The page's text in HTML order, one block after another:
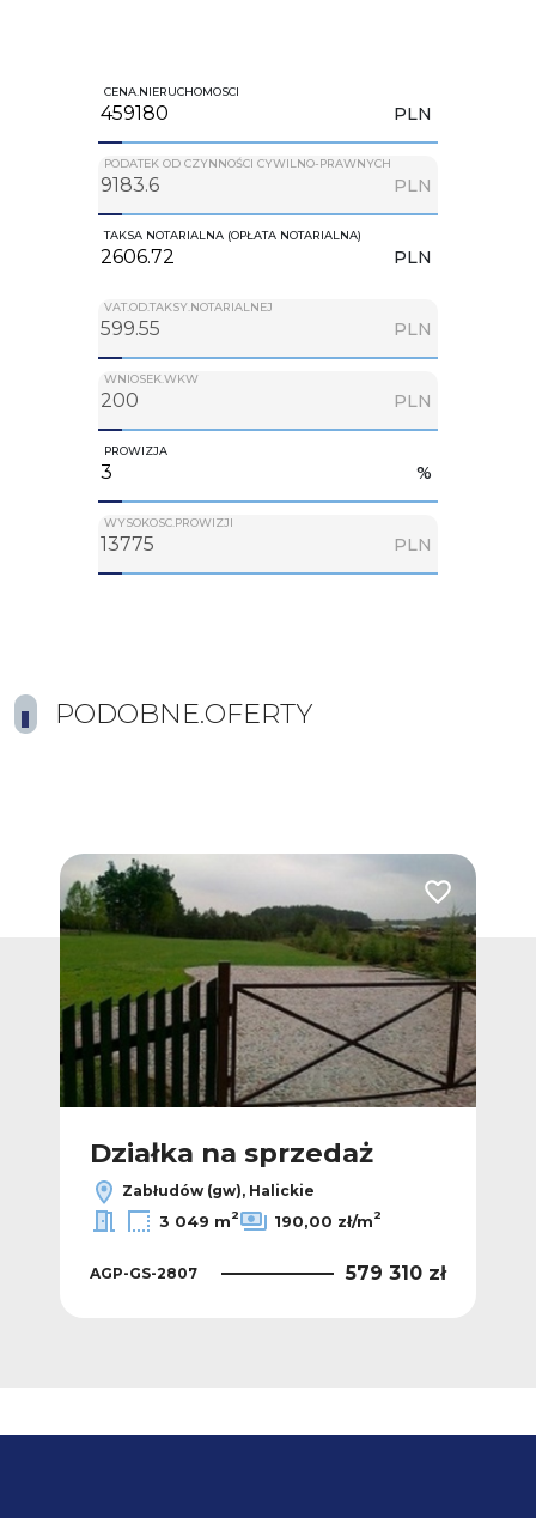
CENA.NIERUCHOMOSCI
PLN
PODATEK OD CZYNNOŚCI CYWILNO-PRAWNYCH
PLN
TAKSA NOTARIALNA (OPŁATA NOTARIALNA)
PLN
VAT.OD.TAKSY.NOTARIALNEJ
PLN
WNIOSEK.WKW
PLN
PROWIZJA
%
WYSOKOSC.PROWIZJI
PLN
PODOBNE.OFERTY
Dodaj do
Działka na sprzedaż
Zabłudów (gw), Halickie
3 049 m2 190,00 zł/m2
AGP-GS-2807 579 310 zł